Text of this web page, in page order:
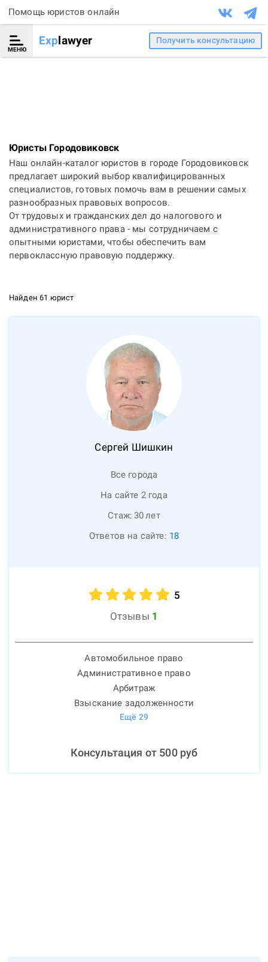
Помощь юристов онлайн
МЕНЮ
Explawyer Получить консультацию
Юристы Городовиковск
Наш онлайн-каталог юристов в городе Городовиковск
предлагает широкий выбор квалифицированных
специалистов, готовых помочь вам в решении самых
разнообразных правовых вопросов.
От трудовых и гражданских дел до налогового и
административного права - мы сотрудничаем с
опытными юристами, чтобы обеспечить вам
первоклассную правовую поддержку.
Найден 61 юрист
Сергей Шишкин
Все города
На сайте 2 года
Стаж: 30лет
Ответов на сайте: 18
5
Отзывы 1
Автомобильное право
Административное право
Арбитраж
Взыскание задолженности
Ещё 29
Консультация от 500руб